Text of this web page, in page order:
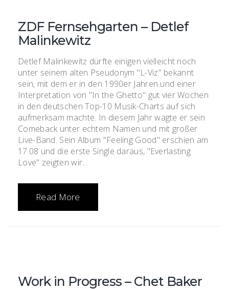
ZDF Fernsehgarten – Detlef
Malinkewitz
Detlef Malinkewitz dürfte einigen vielleicht noch
unter seinem alten Pseudonym "L-Viz" bekannt
sein, mit dem er in den 1990er Jahren und einer
Interpretation von "In the Ghetto" gut vier Wochen
in den deutschen Top-10 Musik-Charts auf sich
aufmerksam machte. In diesem Jahr wagte er sein
Comeback unter echtem Namen und mit großer
Live-Band. Sein Album "Feeling Good" erschien am
17.08 und die erste Single daraus, "Everlasting
Love" zeigten wir...
Read More
Work in Progress – Chet Baker